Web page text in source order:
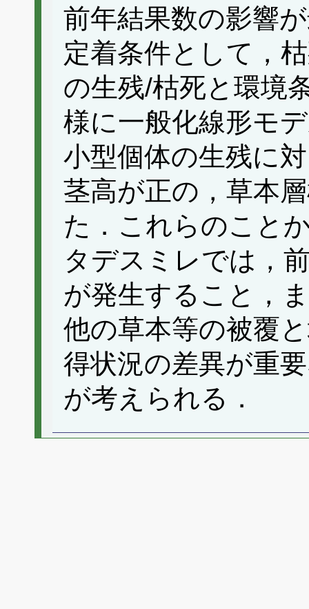
前年結果数の影響
定着条件として，
の生残/枯死と環境
様に一般化線形モ
小型個体の生残に
茎高が正の，草本
た．これらのこと
タデスミレでは，
が発生すること，
他の草本等の被覆
得状況の差異が重
が考えられる．